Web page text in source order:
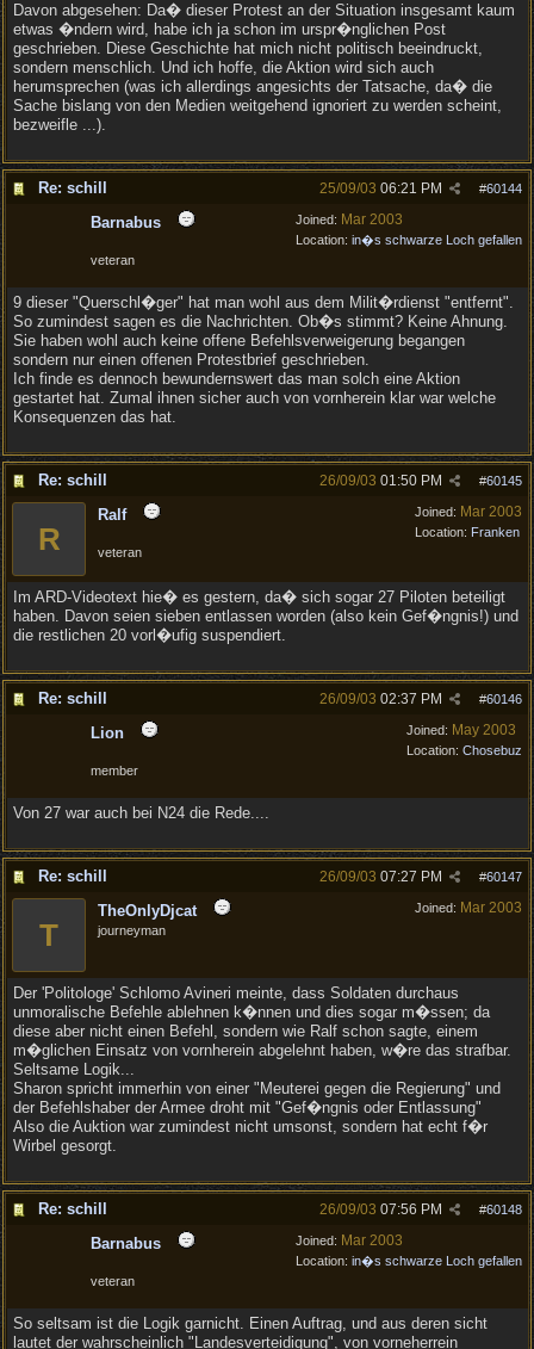
Davon abgesehen: Da� dieser Protest an der Situation insgesamt kaum
etwas �ndern wird, habe ich ja schon im urspr�nglichen Post
geschrieben. Diese Geschichte hat mich nicht politisch beeindruckt,
sondern menschlich. Und ich hoffe, die Aktion wird sich auch
herumsprechen (was ich allerdings angesichts der Tatsache, da� die
Sache bislang von den Medien weitgehend ignoriert zu werden scheint,
bezweifle ...).
Re: schill #60144
25/09/03 06:21 PM
Joined: Mar 2003
Location: in�s schwarze Loch gefallen
Barnabus
veteran
9 dieser "Querschl�ger" hat man wohl aus dem Milit�rdienst "entfernt".
So zumindest sagen es die Nachrichten. Ob�s stimmt? Keine Ahnung.
Sie haben wohl auch keine offene Befehlsverweigerung begangen
sondern nur einen offenen Protestbrief geschrieben.
Ich finde es dennoch bewundernswert das man solch eine Aktion
gestartet hat. Zumal ihnen sicher auch von vornherein klar war welche
Konsequenzen das hat.
Re: schill #60145
26/09/03 01:50 PM
Joined: Mar 2003
Location: Franken
R
Ralf
veteran
Im ARD-Videotext hie� es gestern, da� sich sogar 27 Piloten beteiligt
haben. Davon seien sieben entlassen worden (also kein Gef�ngnis!) und
die restlichen 20 vorl�ufig suspendiert.
Re: schill #60146
26/09/03 02:37 PM
Joined: May 2003
Location: Chosebuz
Lion
member
Von 27 war auch bei N24 die Rede....
Re: schill #60147
26/09/03 07:27 PM
Joined: Mar 2003
T
TheOnlyDjcat
journeyman
Der 'Politologe' Schlomo Avineri meinte, dass Soldaten durchaus
unmoralische Befehle ablehnen k�nnen und dies sogar m�ssen; da
diese aber nicht einen Befehl, sondern wie Ralf schon sagte, einem
m�glichen Einsatz von vornherein abgelehnt haben, w�re das strafbar.
Seltsame Logik...
Sharon spricht immerhin von einer "Meuterei gegen die Regierung" und
der Befehlshaber der Armee droht mit "Gef�ngnis oder Entlassung"
Also die Auktion war zumindest nicht umsonst, sondern hat echt f�r
Wirbel gesorgt.
Re: schill #60148
26/09/03 07:56 PM
Joined: Mar 2003
Location: in�s schwarze Loch gefallen
Barnabus
veteran
So seltsam ist die Logik garnicht. Einen Auftrag, und aus deren sicht
lautet der wahrscheinlich "Landesverteidigung", von vorneherrein